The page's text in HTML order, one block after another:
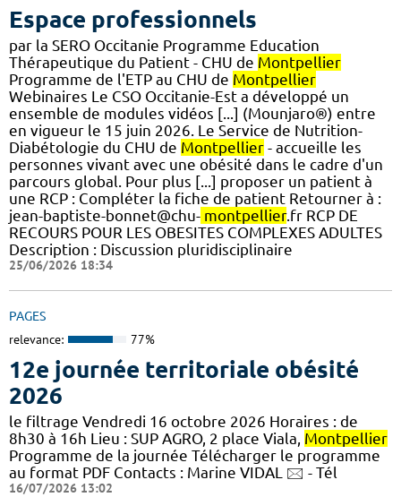
Espace professionnels
par la SERO Occitanie Programme Education
Thérapeutique du Patient - CHU de Montpellier
Programme de l'ETP au CHU de Montpellier
Webinaires Le CSO Occitanie-Est a développé un
ensemble de modules vidéos [...] (Mounjaro®) entre
en vigueur le 15 juin 2026. Le Service de Nutrition-
Diabétologie du CHU de Montpellier - accueille les
personnes vivant avec une obésité dans le cadre d'un
parcours global. Pour plus [...] proposer un patient à
une RCP : Compléter la fiche de patient Retourner à :
jean-baptiste-bonnet@chu- montpellier.fr RCP DE
RECOURS POUR LES OBESITES COMPLEXES ADULTES
Description : Discussion pluridisciplinaire
25/06/2026 18:34
PAGES
relevance: 77%
12e journée territoriale obésité
2026
le filtrage Vendredi 16 octobre 2026 Horaires : de
8h30 à 16h Lieu : SUP AGRO, 2 place Viala, Montpellier
Programme de la journée Télécharger le programme
au format PDF Contacts : Marine VIDAL 🖂 - Tél
16/07/2026 13:02